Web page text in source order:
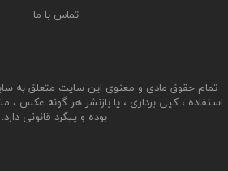
تمام حقوق مادی و معنوی این سایت متعلق به
استفاده ، کپی برداری ، یا بازنشر هر گونه عکس
بوده و پیگرد قانونی دارد.
تماس با ما